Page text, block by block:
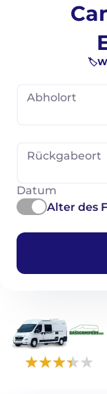
Abholort
Rückgabeort
Datum
Alter des